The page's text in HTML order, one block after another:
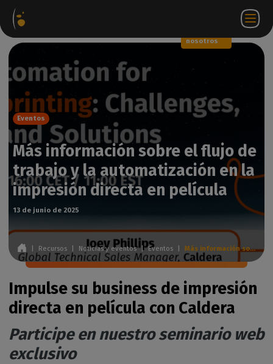
Paquetes
de
software
nosotros
ES
Eventos
Más información sobre el flujo de
trabajo y la automatización en la
impresión directa en película
13 de junio de 2025
Recursos Noticias y eventos Eventos Más información sobre el flujo de trabajo y la automatización en la impresión directa en película
Impulse su business de impresión
directa en película con Caldera
Participe en nuestro seminario web
exclusivo